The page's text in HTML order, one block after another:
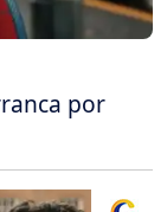
por